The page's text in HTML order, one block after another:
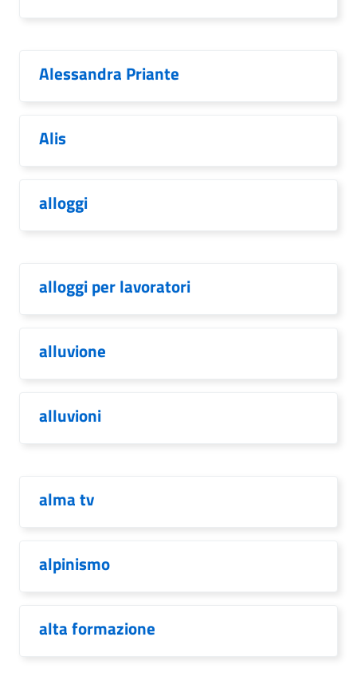
Alessandra Priante
Alis
alloggi
alloggi per lavoratori
alluvione
alluvioni
alma tv
alpinismo
alta formazione